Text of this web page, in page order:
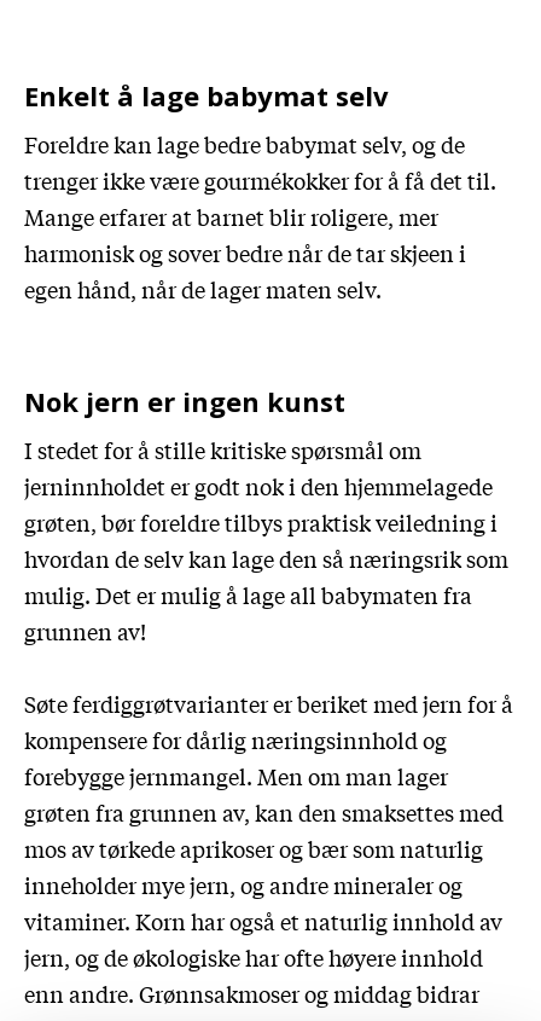
Enkelt å lage babymat selv
Foreldre kan lage bedre babymat selv, og de
trenger ikke være gourmékokker for å få det til.
Mange erfarer at barnet blir roligere, mer
harmonisk og sover bedre når de tar skjeen i
egen hånd, når de lager maten selv.
Nok jern er ingen kunst
I stedet for å stille kritiske spørsmål om
jerninnholdet er godt nok i den hjemmelagede
grøten, bør foreldre tilbys praktisk veiledning i
hvordan de selv kan lage den så næringsrik som
mulig. Det er mulig å lage all babymaten fra
grunnen av!
Søte ferdiggrøtvarianter er beriket med jern for å
kompensere for dårlig næringsinnhold og
forebygge jernmangel. Men om man lager
grøten fra grunnen av, kan den smaksettes med
mos av tørkede aprikoser og bær som naturlig
inneholder mye jern, og andre mineraler og
vitaminer. Korn har også et naturlig innhold av
jern, og de økologiske har ofte høyere innhold
enn andre. Grønnsakmoser og middag bidrar